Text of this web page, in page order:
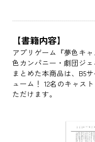
【書籍内容】
アプリゲーム『夢色キ
色カンパニー・劇団ジ
まとめた本商品は、B5
ューム！ 12名のキャス
ただけます。